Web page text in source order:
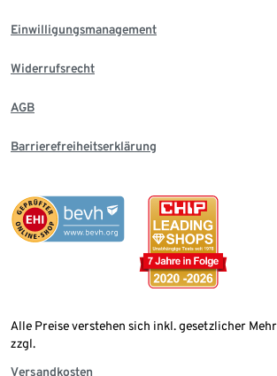
Einwilligungsmanagement
Widerrufsrecht
AGB
Barrierefreiheitserklärung
Alle Preise verstehen sich inkl. gesetzlicher
zzgl.
Versandkosten